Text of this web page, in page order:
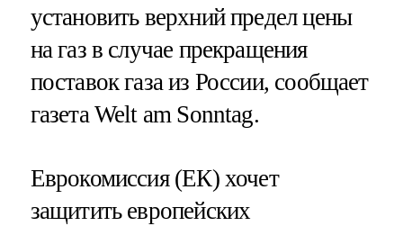
установить верхний предел цены
на газ в случае прекращения
поставок газа из России, сообщает
газета Welt am Sonntag.
Еврокомиссия (ЕК) хочет
защитить европейских